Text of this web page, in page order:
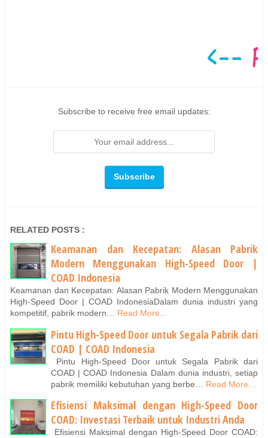
Subscribe to receive free email updates:
RELATED POSTS :
Keamanan dan Kecepatan: Alasan Pabrik
Modern Menggunakan High-Speed Door |
COAD Indonesia
Keamanan dan Kecepatan: Alasan Pabrik Modern Menggunakan
High-Speed Door | COAD IndonesiaDalam dunia industri yang
kompetitif, pabrik modern… Read More...
Pintu High-Speed Door untuk Segala Pabrik dari
COAD | COAD Indonesia
Pintu High-Speed Door untuk Segala Pabrik dari
COAD | COAD Indonesia Dalam dunia industri, setiap
pabrik memiliki kebutuhan yang berbe…
Read More...
Efisiensi Maksimal dengan High-Speed Door
COAD: Investasi Terbaik untuk Industri Anda
Efisiensi Maksimal dengan High-Speed Door COAD: